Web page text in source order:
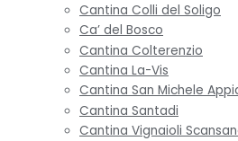
Cantina Colli del Soligo
Ca’ del Bosco
Cantina Colterenzio
Cantina La-Vis
Cantina San Michele
Cantina Santadi
Cantina Vignaioli